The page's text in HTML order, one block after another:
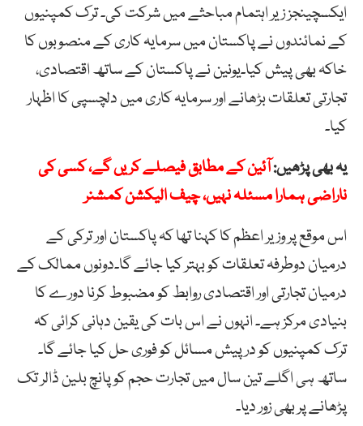
ایکسچینجز زیر اہتمام مباحثے میں شرکت کی۔ ترک کمپنیوں
کے نمائندوں نے پاکستان میں سرمایہ کاری کے منصوبوں کا
خاکہ بھی پیش کیا۔یونین نے پاکستان کے ساتھ اقتصادی،
تجارتی تعلقات بڑھانے اور سرمایہ کاری میں دلچسپی کا اظہار
کیا۔
یہ بھی پڑھیں:آئین کے مطابق فیصلے کریں گے، کسی کی
ناراضی ہمارا مسئلہ نہیں، چیف الیکشن کمشنر
اس موقع پر وزیر اعظم کا کہنا تھا کہ پاکستان اور ترکی کے
درمیان دوطرفہ تعلقات کو بہتر کیا جائے گا۔دونوں ممالک کے
درمیان تجارتی اور اقتصادی روابط کو مضبوط کرنا دورے کا
بنیادی مرکز ہے۔ انہوں نے اس بات کی یقین دہانی کرائی کہ
ترک کمپنیوں کو درپیش مسائل کو فوری حل کیا جائے گا۔
ساتھ ہی اگلے تین سال میں تجارت حجم کو پانچ بلین ڈالر تک
پڑھانے پر بھی زور دیا۔